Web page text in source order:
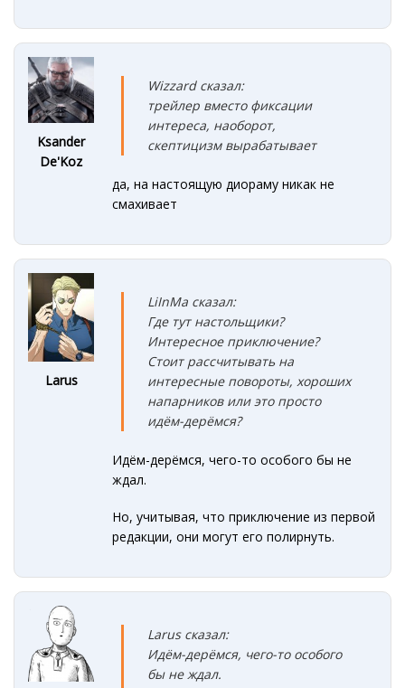
Ksander
De'Koz
Wizzard сказал:
трейлер вместо фиксации
интереса, наоборот,
скептицизм вырабатывает
да, на настоящую диораму никак не
смахивает
Larus
LiInMa сказал:
Где тут настольщики?
Интересное приключение?
Стоит рассчитывать на
интересные повороты, хороших
напарников или это просто
идём-дерёмся?
Идём-дерёмся, чего-то особого бы не
ждал.
Но, учитывая, что приключение из первой
редакции, они могут его полирнуть.
Larus сказал:
Идём-дерёмся, чего-то особого
бы не ждал.